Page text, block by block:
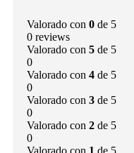
Valorado con 0 de 5
0 reviews
Valorado con 5 de 5
0
Valorado con 4 de 5
0
Valorado con 3 de 5
0
Valorado con 2 de 5
0
Valorado con 1 de 5